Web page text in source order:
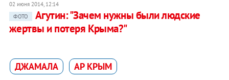
02 июня 2014, 12:14
ФОТО
Агутин: "Зачем нужны были людские
жертвы и потеря Крыма?"
ДЖАМАЛА АР КРЫМ